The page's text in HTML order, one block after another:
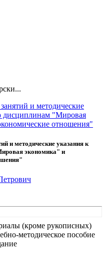
и методические
дисциплинам "Мировая
отношения"
и методические указания к
экономика" и
(кроме рукописных)
методическое пособие